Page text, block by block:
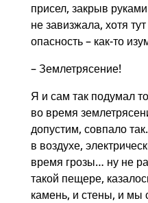
присел, закрыв
не завизжала, хотя
опасность – как-то
– Землетрясение!
Я и сам так подумал
во время
допустим, совпало
в воздухе,
время грозы… ну не
такой пещере,
камень, и стены, и мы